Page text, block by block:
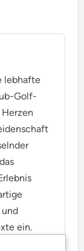
lebhafte
Golf-
und
ein.